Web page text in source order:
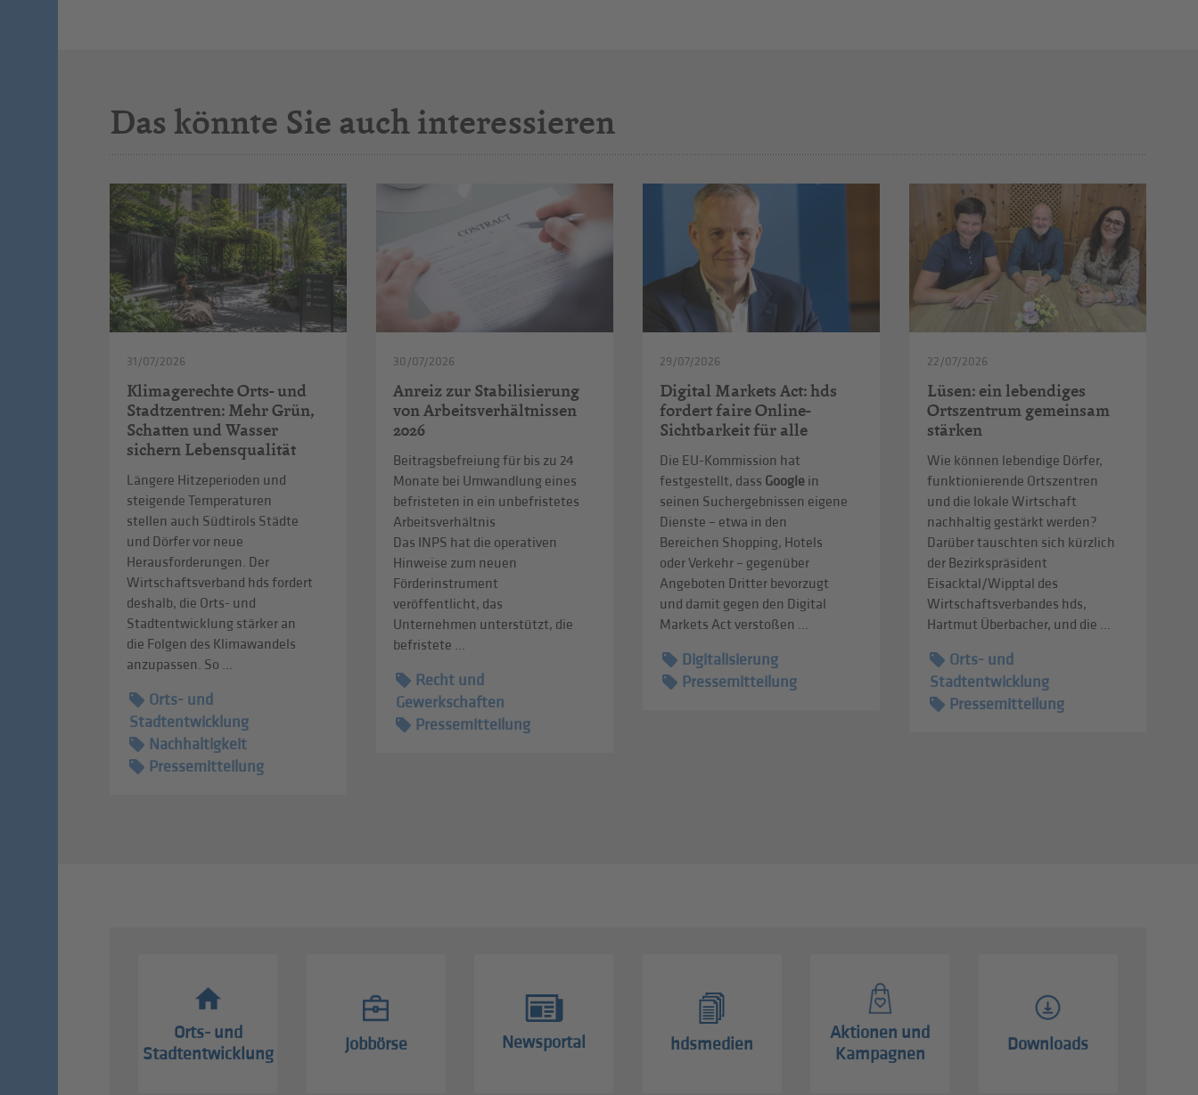
Das könnte Sie auch interessieren
31/07/2026
Klimagerechte Orts- und
Stadtzentren: Mehr Grün,
Schatten und Wasser
sichern Lebensqualität
Längere Hitzeperioden und
steigende Temperaturen
stellen auch Südtirols Städte
und Dörfer vor neue
Herausforderungen. Der
Wirtschaftsverband hds fordert
deshalb, die Orts- und
Stadtentwicklung stärker an
die Folgen des Klimawandels
anzupassen. So ...
Orts- und
Stadtentwicklung
Nachhaltigkeit
Pressemitteilung
30/07/2026
Anreiz zur Stabilisierung
von Arbeitsverhältnissen
2026
Beitragsbefreiung für bis zu 24
Monate bei Umwandlung eines
befristeten in ein unbefristetes
Arbeitsverhältnis
Das INPS hat die operativen
Hinweise zum neuen
Förderinstrument
veröffentlicht, das
Unternehmen unterstützt, die
befristete ...
Recht und
Gewerkschaften
Pressemitteilung
29/07/2026
Digital Markets Act: hds
fordert faire Online-
Sichtbarkeit für alle
Die EU-Kommission hat
festgestellt, dass Google in
seinen Suchergebnissen eigene
Dienste – etwa in den
Bereichen Shopping, Hotels
oder Verkehr – gegenüber
Angeboten Dritter bevorzugt
und damit gegen den Digital
Markets Act verstoßen ...
Digitalisierung
Pressemitteilung
22/07/2026
Lüsen: ein lebendiges
Ortszentrum gemeinsam
stärken
Wie können lebendige Dörfer,
funktionierende Ortszentren
und die lokale Wirtschaft
nachhaltig gestärkt werden?
Darüber tauschten sich kürzlich
der Bezirkspräsident
Eisacktal/Wipptal des
Wirtschaftsverbandes hds,
Hartmut Überbacher, und die ...
Orts- und
Stadtentwicklung
Pressemitteilung
Orts- und
Stadtentwicklung
Jobbörse Newsportal hdsmedien
Aktionen und
Kampagnen
Downloads